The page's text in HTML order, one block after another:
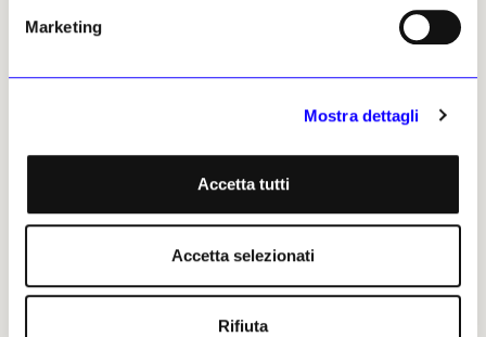
Marketing
Mostra dettagli
Accetta tutti
Accetta selezionati
Rifiuta
un'opera permanente, aprendo